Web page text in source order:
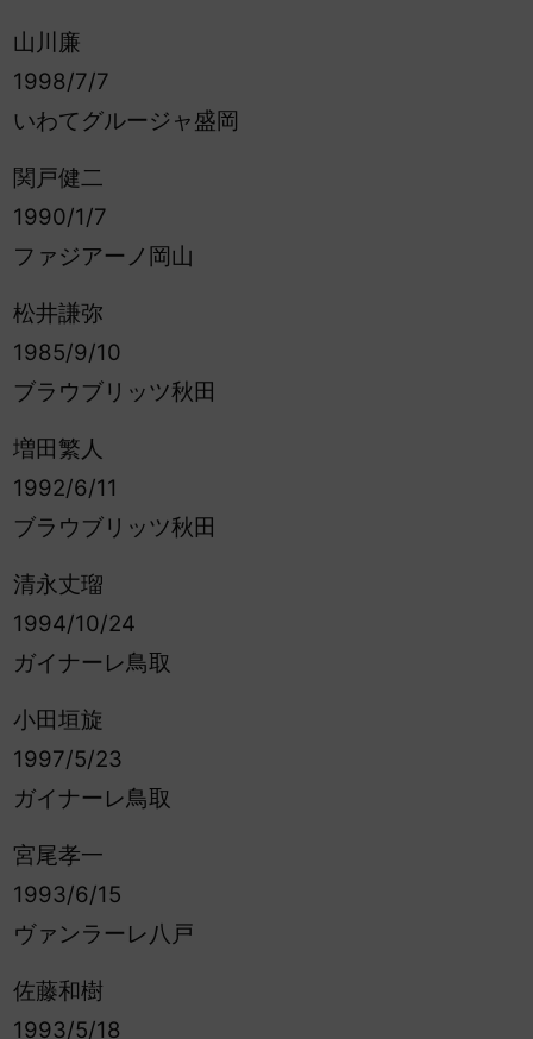
山川廉
1998/7/7
いわてグルージャ盛岡
関戸健二
1990/1/7
ファジアーノ岡山
松井謙弥
1985/9/10
ブラウブリッツ秋田
増田繁人
1992/6/11
ブラウブリッツ秋田
清永丈瑠
1994/10/24
ガイナーレ鳥取
小田垣旋
1997/5/23
ガイナーレ鳥取
宮尾孝一
1993/6/15
ヴァンラーレ八戸
佐藤和樹
1993/5/18